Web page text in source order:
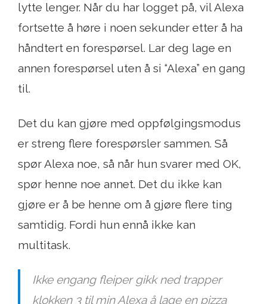
lytte lenger. Når du har logget på, vil Alexa
fortsette å høre i noen sekunder etter å ha
håndtert en forespørsel. Lar deg lage en
annen forespørsel uten å si “Alexa” en gang
til.
Det du kan gjøre med oppfølgingsmodus
er streng flere forespørsler sammen. Så
spør Alexa noe, så når hun svarer med OK,
spør henne noe annet. Det du ikke kan
gjøre er å be henne om å gjøre flere ting
samtidig. Fordi hun ennå ikke kan
multitask.
Ikke engang fleiper gikk ned trapper
klokken 3 til min Alexa å lage en pizza